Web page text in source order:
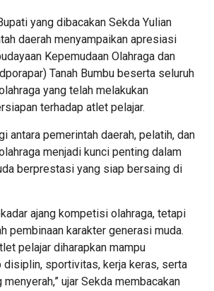
yang dibacakan Sekda Yulian
daerah menyampaikan apresiasi
Kepemudaan Olahraga dan
Tanah Bumbu beserta seluruh
yang telah melakukan
terhadap atlet pelajar.
antara pemerintah daerah, pelatih, dan
menjadi kunci penting dalam
berprestasi yang siap bersaing di
ajang kompetisi olahraga, tetapi
pembinaan karakter generasi muda.
pelajar diharapkan mampu
disiplin, sportivitas, kerja keras, serta
ujar Sekda membacakan